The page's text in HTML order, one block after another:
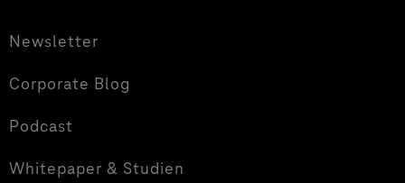
Newsletter
Corporate Blog
Podcast
Whitepaper & Studien